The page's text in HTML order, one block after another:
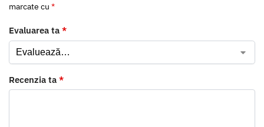
marcate cu *
Evaluarea ta *
Recenzia ta *